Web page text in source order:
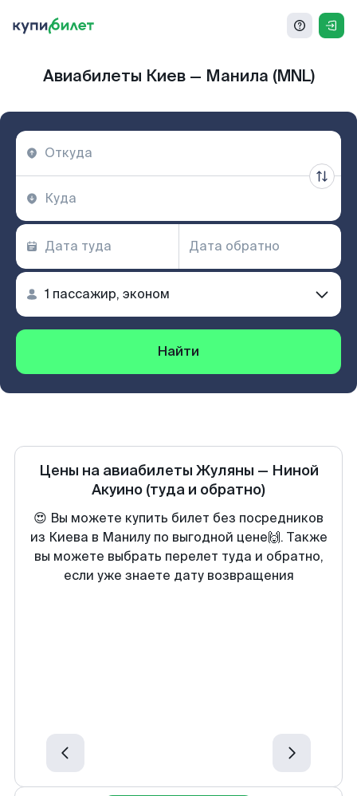
Авиабилеты Киев — Манила (MNL)
Найти
Цены на авиабилеты Жуляны — Ниной
Акуино (туда и обратно)
😍 Вы можете купить билет без посредников
из Киева в Манилу по выгодной цене🙌. Также
вы можете выбрать перелет туда и обратно,
если уже знаете дату возвращения